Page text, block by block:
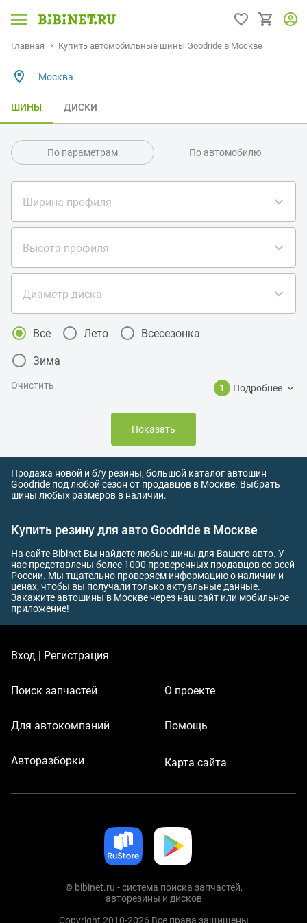
Главная Купить автомобильные шины Goodride в Москве
Москва
ШИНЫ ДИСКИ
По параметрам По автомобилю
Ширина профиля
Высота профиля
Диаметр диска
Все Лето Всесезонка
Зима
Очистить 1 Подробнее
Показать
Продажа новой и б/у резины, большой каталог автошин
Goodride под любой сезон от продавцов в Москве. Выбрать
шины любых размеров в наличии.
Купить резину для авто Goodride в Москве
На сайте Bibinet Вы найдете любые шины для Вашего авто. У
нас представлены более 1000 проверенных продавцов со всей
России. Мы тщательно проверяем информацию о наличии и
ценах, чтобы вы получали только актуальные данные.
Закажите автошины в Москве через наш сайт или мобильное
приложение!
Вход | Регистрация
Поиск запчастей
Для автокомпаний
Авторазборки
О проекте
Помощь
Карта сайта
© bibinet.ru - система поиска запчастей,
авторезины и дисков
Copyright 2010-2026 Все права защищены